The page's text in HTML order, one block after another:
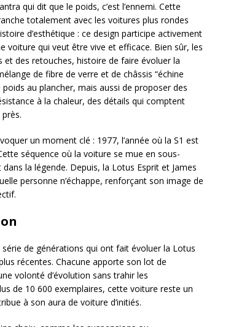
qui dit que le poids, c’est l’ennemi. Cette
totalement avec les voitures plus rondes
d’esthétique : ce design participe activement
voiture qui veut être vive et efficace. Bien sûr, les
des retouches, histoire de faire évoluer la
de fibre de verre et de châssis “échine
au plancher, mais aussi de proposer des
à la chaleur, des détails qui comptent
un moment clé : 1977, l’année où la S1 est
séquence où la voiture se mue en sous-
la légende. Depuis, la Lotus Esprit et James
personne n’échappe, renforçant son image de
de générations qui ont fait évoluer la Lotus
récentes. Chacune apporte son lot de
volonté d’évolution sans trahir les
de 10 600 exemplaires, cette voiture reste un
à son aura de voiture d’initiés.